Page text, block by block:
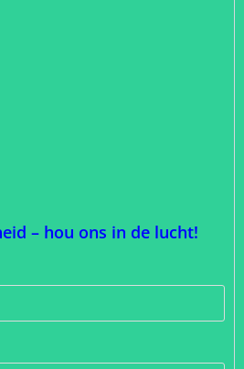
– hou ons in de lucht!